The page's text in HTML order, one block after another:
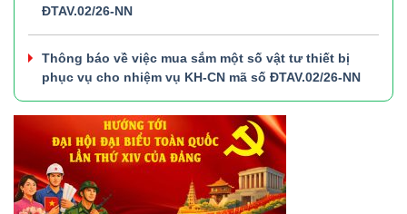
ĐTAV.02/26-NN
Thông báo về việc mua sắm một số vật tư thiết bị
phục vụ cho nhiệm vụ KH-CN mã số ĐTAV.02/26-NN